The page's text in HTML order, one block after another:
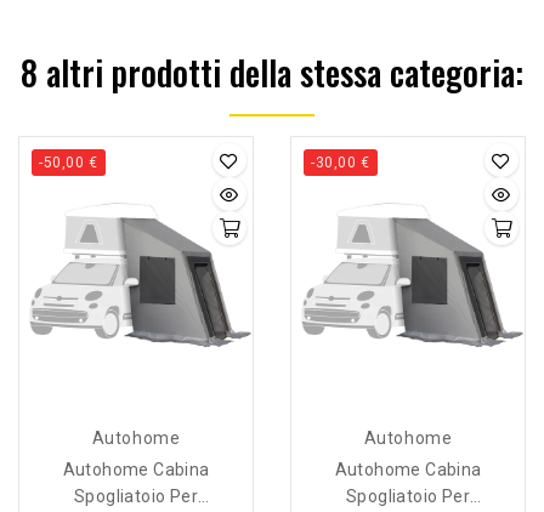
8 altri prodotti della stessa categoria:
-50,00 €
Autohome
Autohome Cabina
Spogliatoio Per
-30,00 €
Autohome
Autohome Cabina
Spogliatoio Per